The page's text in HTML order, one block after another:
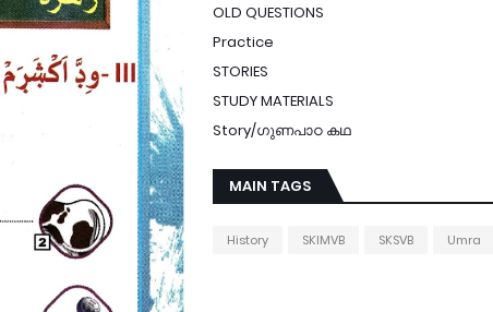
OLD QUESTIONS
Practice
STORIES
STUDY MATERIALS
Story/ഗുണപാഠ കഥ
MAIN TAGS
History SKIMVB SKSVB Umra